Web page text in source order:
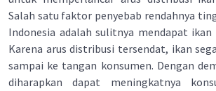
Salah satu faktor penyebab rendahnya
Indonesia adalah sulitnya mendapat ikan
Karena arus distribusi tersendat, ikan
sampai ke tangan konsumen. Dengan
diharapkan dapat meningkatnya